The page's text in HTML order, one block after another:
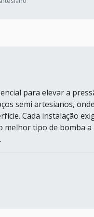
para elevar a
semi artesianos,
Cada instalação
melhor tipo de bomba a